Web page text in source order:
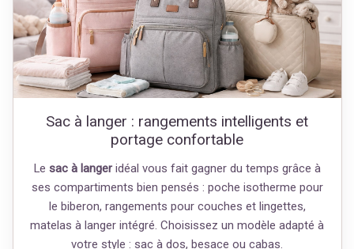
Sac à langer : rangements intelligents et
portage confortable
Le sac à langeridéal vous fait gagner du temps grâce à
ses compartiments bien pensés : poche isotherme pour
le biberon, rangements pour couches et lingettes,
matelas à langer intégré. Choisissez un modèle adapté à
votre style : sac à dos, besace ou cabas.